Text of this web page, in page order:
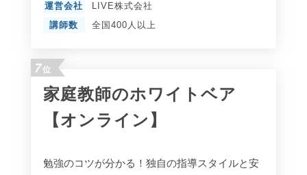
運営会社
LIVE株式会社
講師数
全国400人以上
7位
家庭教師のホワイトベア
【オンライン】
勉強のコツが分かる！独自の指導スタイルと安